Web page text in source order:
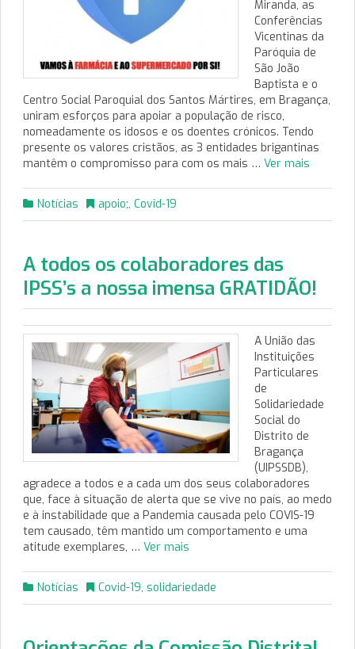
Miranda, as
Conferências
Vicentinas da
Paróquia de
São João
Baptista e o
Centro Social Paroquial dos Santos Mártires, em Bragança,
uniram esforços para apoiar a população de risco,
nomeadamente os idosos e os doentes crónicos. Tendo
presente os valores cristãos, as 3 entidades brigantinas
mantêm o compromisso para com os mais … Ver mais
Notícias apoio;, Covid-19
A todos os colaboradores das
IPSS’s a nossa imensa GRATIDÃO!
A União das
Instituições
Particulares
de
Solidariedade
Social do
Distrito de
Bragança
(UIPSSDB),
agradece a todos e a cada um dos seus colaboradores
que, face à situação de alerta que se vive no país, ao medo
e à instabilidade que a Pandemia causada pelo COVIS-19
tem causado, têm mantido um comportamento e uma
atitude exemplares, … Ver mais
Notícias Covid-19, solidariedade